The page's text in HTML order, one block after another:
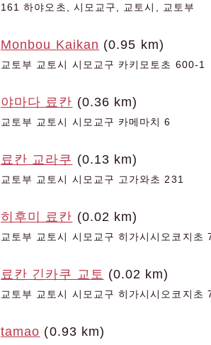
161 하야오초, 시모교구, 교토시, 교토부
Monbou Kaikan (0.95 km)
교토부 교토시 시모교구 카키모토초 600-1
야마다 료칸 (0.36 km)
교토부 교토시 시모교구 카메마치 6
료칸 교라쿠 (0.13 km)
교토부 교토시 시모교구 고가와초 231
히후미 료칸 (0.02 km)
교토부 교토시 시모교구 히가시시오코지초
료칸 긴카쿠 교토 (0.02 km)
교토부 교토시 시모교구 히가시시오코지초
tamao (0.93 km)